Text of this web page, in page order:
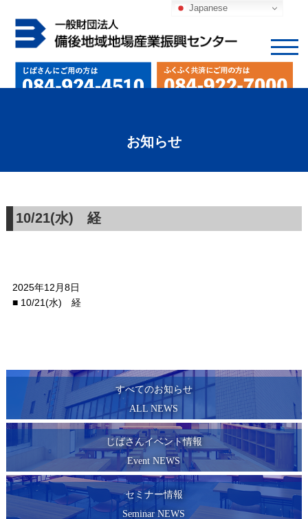
お知らせ
10/21(水) 経
2025年12月8日
■ 10/21(水) 経
すべてのお知らせ
ALL NEWS
じばさんイベント情報
Event NEWS
セミナー情報
Seminar NEWS
Japanese